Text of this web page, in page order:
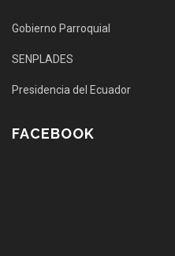
Gobierno Parroquial
SENPLADES
Presidencia del Ecuador
FACEBOOK